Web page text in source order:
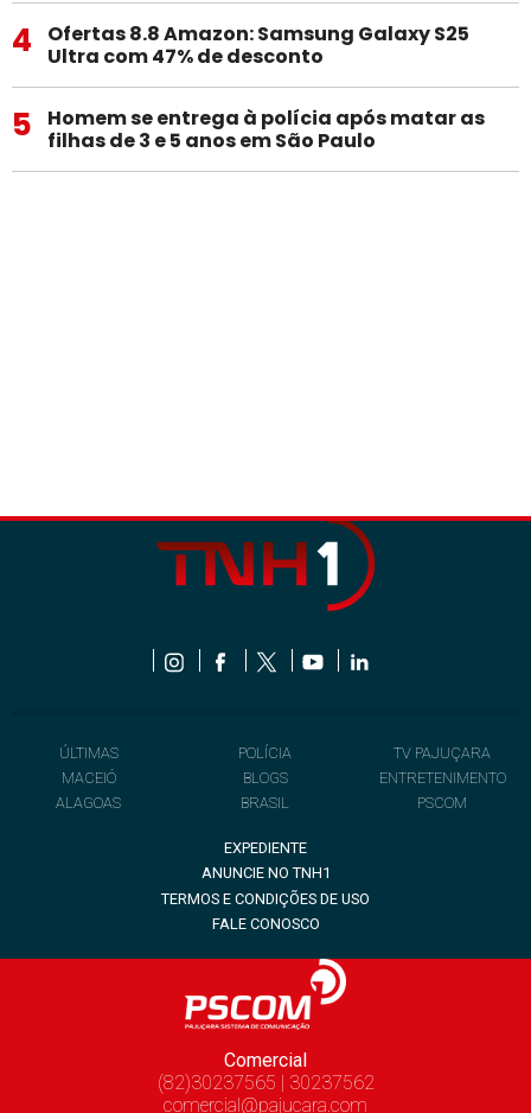
4
Ofertas 8.8 Amazon: Samsung Galaxy S25
Ultra com 47% de desconto
5
Homem se entrega à polícia após matar as
filhas de 3 e 5 anos em São Paulo
ÚLTIMAS
MACEIÓ
ALAGOAS
POLÍCIA
BLOGS
BRASIL
TV PAJUÇARA
ENTRETENIMENTO
PSCOM
EXPEDIENTE
ANUNCIE NO TNH1
TERMOS E CONDIÇÕES DE USO
FALE CONOSCO
Comercial
(82)30237565 | 30237562
comercial@pajucara.com